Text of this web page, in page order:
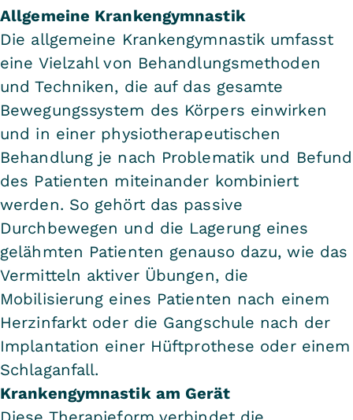
Allgemeine Krankengymnastik
Die allgemeine Krankengymnastik umfasst
eine Vielzahl von Behandlungsmethoden
und Techniken, die auf das gesamte
Bewegungssystem des Körpers einwirken
und in einer physiotherapeutischen
Behandlung je nach Problematik und Befund
des Patienten miteinander kombiniert
werden. So gehört das passive
Durchbewegen und die Lagerung eines
gelähmten Patienten genauso dazu, wie das
Vermitteln aktiver Übungen, die
Mobilisierung eines Patienten nach einem
Herzinfarkt oder die Gangschule nach der
Implantation einer Hüftprothese oder einem
Schlaganfall.
Krankengymnastik am Gerät